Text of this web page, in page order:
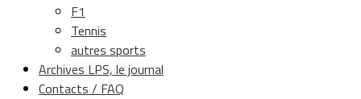
F1
Tennis
autres sports
Archives LPS, le journal
Contacts / FAQ